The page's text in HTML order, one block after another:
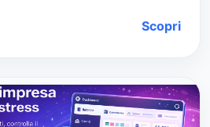
Scopri